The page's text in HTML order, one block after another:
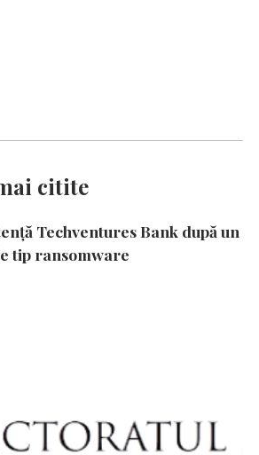
citite
Techventures Bank după un
tip ransomware